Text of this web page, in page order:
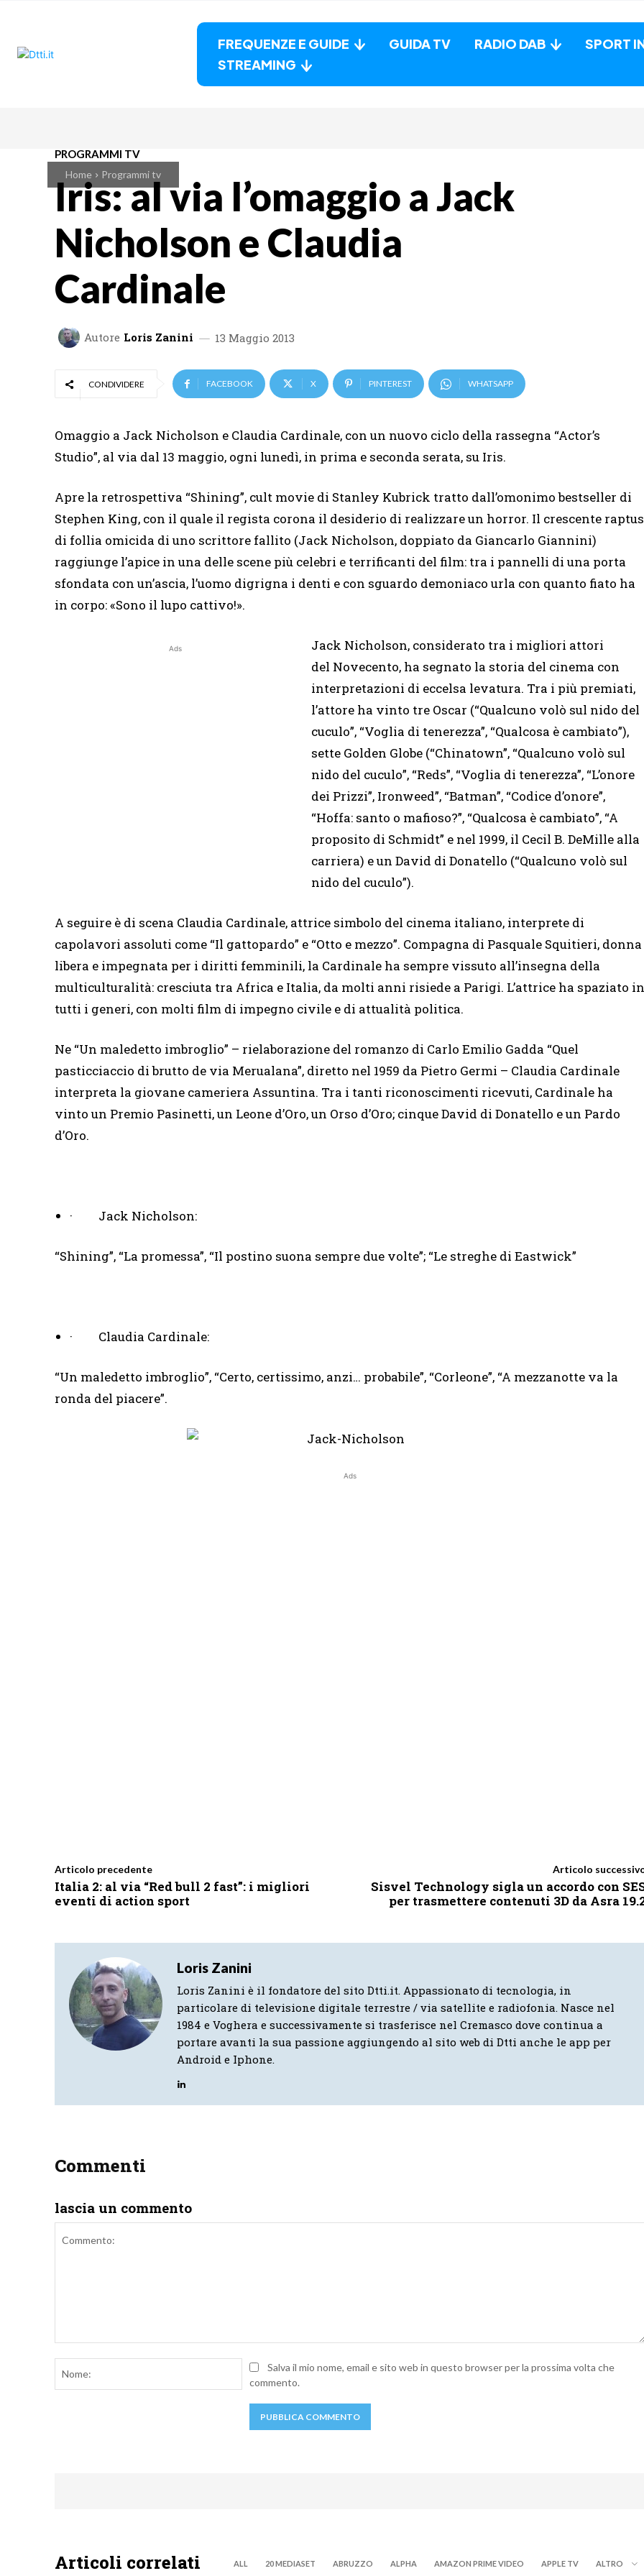
FREQUENZE E GUIDE GUIDA TV RADIO DAB SPORT
STREAMING
Home Programmi tv
PROGRAMMI TV
Iris: al via l’omaggio a Jack
Nicholson e Claudia
Cardinale
Autore Loris Zanini 13 Maggio 2013
CONDIVIDERE FACEBOOK X PINTEREST WHATSAPP
Omaggio a Jack Nicholson e Claudia Cardinale, con un nuovo ciclo della rassegna “Actor’s
Studio”, al via dal 13 maggio, ogni lunedì, in prima e seconda serata, su Iris.
Apre la retrospettiva “Shining”, cult movie di Stanley Kubrick tratto dall’omonimo bestseller di
Stephen King, con il quale il regista corona il desiderio di realizzare un horror. Il crescente raptus
di follia omicida di uno scrittore fallito (Jack Nicholson, doppiato da Giancarlo Giannini)
raggiunge l’apice in una delle scene più celebri e terrificanti del film: tra i pannelli di una porta
sfondata con un’ascia, l’uomo digrigna i denti e con sguardo demoniaco urla con quanto fiato ha
in corpo: «Sono il lupo cattivo!».
Ads
Jack Nicholson, considerato tra i migliori attori
del Novecento, ha segnato la storia del cinema con
interpretazioni di eccelsa levatura. Tra i più premiati,
l’attore ha vinto tre Oscar (“Qualcuno volò sul nido del
cuculo”, “Voglia di tenerezza”, “Qualcosa è cambiato”),
sette Golden Globe (“Chinatown”, “Qualcuno volò sul
nido del cuculo”, “Reds”, “Voglia di tenerezza”, “L’onore
dei Prizzi”, Ironweed”, “Batman”, “Codice d’onore”,
“Hoffa: santo o mafioso?”, “Qualcosa è cambiato”, “A
proposito di Schmidt” e nel 1999, il Cecil B. DeMille alla
carriera) e un David di Donatello (“Qualcuno volò sul
nido del cuculo”).
A seguire è di scena Claudia Cardinale, attrice simbolo del cinema italiano, interprete di
capolavori assoluti come “Il gattopardo” e “Otto e mezzo”. Compagna di Pasquale Squitieri, donna
libera e impegnata per i diritti femminili, la Cardinale ha sempre vissuto all’insegna della
multiculturalità: cresciuta tra Africa e Italia, da molti anni risiede a Parigi. L’attrice ha spaziato in
tutti i generi, con molti film di impegno civile e di attualità politica.
Ne “Un maledetto imbroglio” – rielaborazione del romanzo di Carlo Emilio Gadda “Quel
pasticciaccio di brutto de via Merualana”, diretto nel 1959 da Pietro Germi – Claudia Cardinale
interpreta la giovane cameriera Assuntina. Tra i tanti riconoscimenti ricevuti, Cardinale ha
vinto un Premio Pasinetti, un Leone d’Oro, un Orso d’Oro; cinque David di Donatello e un Pardo
d’Oro.
· Jack Nicholson:
“Shining”, “La promessa”, “Il postino suona sempre due volte”; “Le streghe di Eastwick”
· Claudia Cardinale:
“Un maledetto imbroglio”, “Certo, certissimo, anzi… probabile”, “Corleone”, “A mezzanotte va la
ronda del piacere”.
Ads
Articolo precedente
Italia 2: al via “Red bull 2 fast”: i migliori
eventi di action sport
Articolo
Sisvel Technology sigla un accordo con
per trasmettere contenuti 3D da Asra
Loris Zanini
Loris Zanini è il fondatore del sito Dtti.it. Appassionato di tecnologia, in
particolare di televisione digitale terrestre / via satellite e radiofonia. Nasce nel
1984 e Voghera e successivamente si trasferisce nel Cremasco dove continua a
portare avanti la sua passione aggiungendo al sito web di Dtti anche le app per
Android e Iphone.
Commenti
lascia un commento
Nome:Salva il mio nome, email e sito web in questo browser per la prossima volta che
commento.
Articoli correlati ALL 20 MEDIASET ABRUZZO ALPHA AMAZON PRIME VIDEO APPLE TV ALTRO